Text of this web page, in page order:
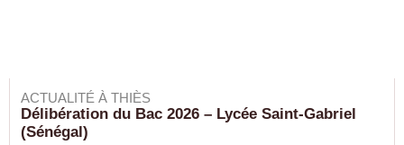
ACTUALITÉ À THIÈS
Délibération du Bac 2026 – Lycée Saint-Gabriel
(Sénégal)